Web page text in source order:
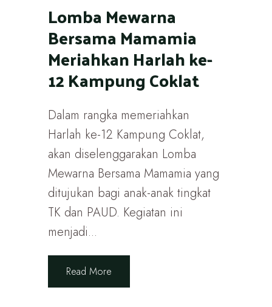
Lomba Mewarna
Bersama Mamamia
Meriahkan Harlah ke-
12 Kampung Coklat
Dalam rangka memeriahkan
Harlah ke-12 Kampung Coklat,
akan diselenggarakan Lomba
Mewarna Bersama Mamamia yang
ditujukan bagi anak-anak tingkat
TK dan PAUD. Kegiatan ini
menjadi...
Read More